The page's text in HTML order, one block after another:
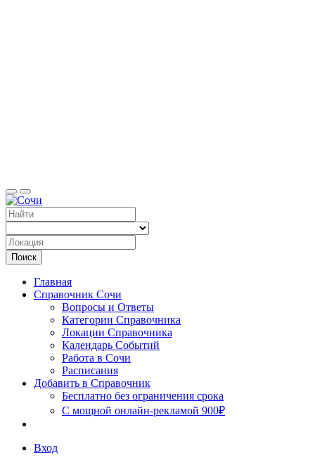
Сочи
Поиск
Главная
Справочник Сочи
Вопросы и Ответы
Категории Справочника
Локации Справочника
Календарь Событий
Работа в Сочи
Расписания
Добавить в Справочник
Бесплатно без ограничения срока
С мощной онлайн-рекламой 900₽
Вход